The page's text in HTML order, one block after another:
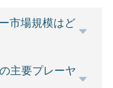
市場規模はど
主要プレーヤ